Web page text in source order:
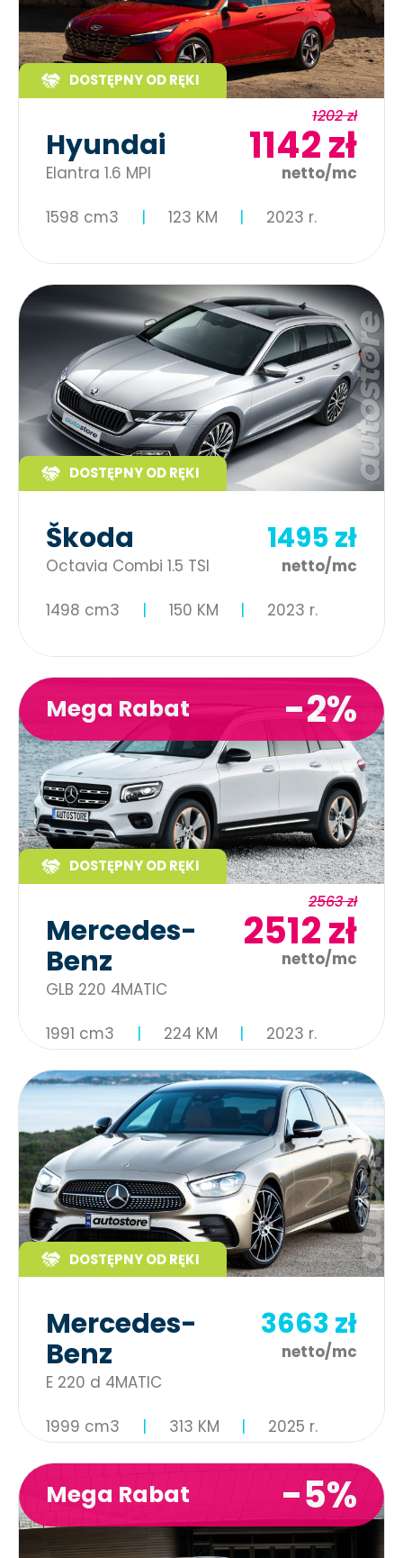
DOSTĘPNY OD RĘKI
Hyundai
Elantra 1.6 MPI
1202 zł
1142 zł
netto/mc
1598 cm3 123 KM 2023 r.
DOSTĘPNY OD RĘKI
Škoda
Octavia Combi 1.5 TSI
1495 zł
netto/mc
1498 cm3 150 KM 2023 r.
Mega Rabat -2%
DOSTĘPNY OD RĘKI
Mercedes-
Benz
GLB 220 4MATIC
2563 zł
2512 zł
netto/mc
1991 cm3 224 KM 2023 r.
DOSTĘPNY OD RĘKI
Mercedes-
Benz
E 220 d 4MATIC
3663 zł
netto/mc
1999 cm3 313 KM 2025 r.
Mega Rabat -5%